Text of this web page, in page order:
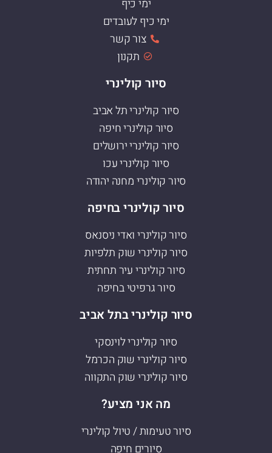
ימי כיף
ימי כיף לעובדים
צור קשר
תקנון
סיור קולינרי
סיור קולינרי תל אביב
סיור קולינרי חיפה
סיור קולינרי ירושלים
סיור קולינרי עכו
סיור קולינרי מחנה יהודה
סיור קולינרי בחיפה
סיור קולינרי ואדי ניסנאס
סיור קולינרי שוק תלפיות
סיור קולינרי עיר תחתית
סיור גרפיטי בחיפה
סיור קולינרי בתל אביב
סיור קולינרי לוינסקי
סיור קולינרי שוק הכרמל
סיור קולינרי שוק התקווה
מה אני מציע?
סיור טעימות / טיול קולינרי
סיורים חיפה